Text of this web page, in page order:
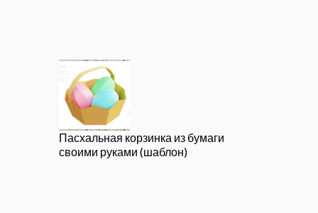
Пасхальная корзинка из бумаги
своими руками (шаблон)